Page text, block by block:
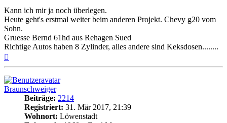
Kann ich mir ja noch überlegen.
Heute geht's erstmal weiter beim anderen Projekt. Chevy g20 vom
Sohn.
Gruesse Bernd 61hd aus Rehagen Sued
Richtige Autos haben 8 Zylinder, alles andere sind Keksdosen........
oben
Braunschweiger
Beiträge: 2214
Registriert: 31. Mär 2017, 21:39
Wohnort: Löwenstadt